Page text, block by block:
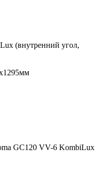
(внутренний угол,
GC120 VV-6 KombiLux